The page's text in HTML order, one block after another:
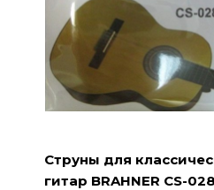
Струны для
гитар BRAHNER CS-